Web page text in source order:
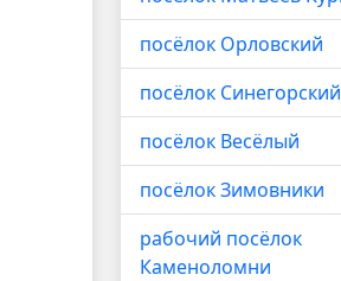
посёлок Орловский
посёлок Синегорский
посёлок Весёлый
посёлок Зимовники
рабочий посёлок
Каменоломни